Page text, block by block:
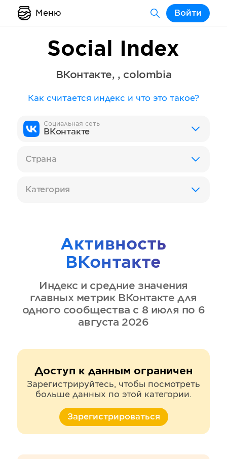
Меню Войти
Social Index
ВКонтакте, , colombia
Как считается индекс и что это такое?
Социальная сеть
ВКонтакте
Страна
Категория
Активность
ВКонтакте
Индекс и средние значения
главных метрик ВКонтакте для
одного сообщества с 8 июля по 6
августа 2026
Доступ к данным ограничен
Зарегистрируйтесь, чтобы посмотреть
больше данных по этой категории.
Зарегистрироваться